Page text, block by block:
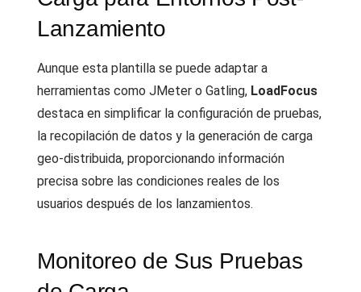
Lanzamiento
Aunque esta plantilla se puede adaptar a
herramientas como JMeter o Gatling, LoadFocus
destaca en simplificar la configuración de pruebas,
la recopilación de datos y la generación de carga
geo-distribuida, proporcionando información
precisa sobre las condiciones reales de los
usuarios después de los lanzamientos.
Monitoreo de Sus Pruebas